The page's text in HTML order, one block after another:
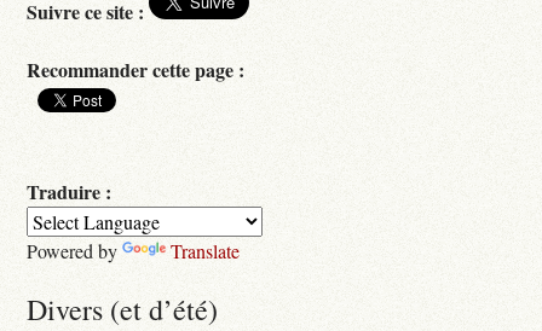
Suivre ce site :
Recommander cette page :
Traduire :
Powered by Translate
Divers (et d’été)